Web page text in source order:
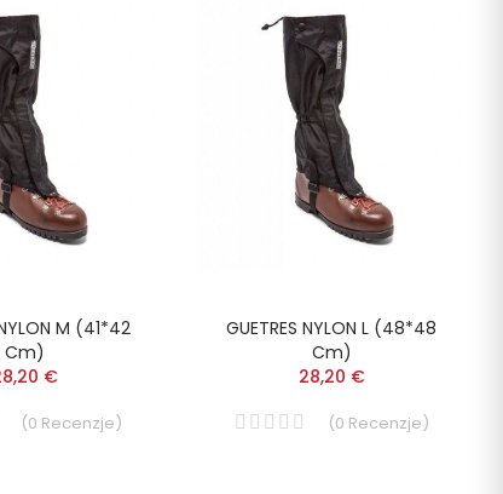
M (41*42
Cm)
€
(0 Recenzje)
GUETRES NYLON L (48*48
Cm)
28,20 €
(0 Recenzje)